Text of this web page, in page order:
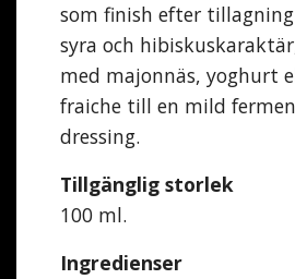
som finish efter
syra och
med majonnäs, yoghurt
fraiche till en mild
dressing.
Tillgänglig storlek
100 ml.
Ingredienser